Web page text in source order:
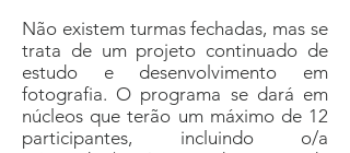
Não existem turmas fechadas, mas se
trata de um projeto continuado de
estudo e desenvolvimento em
fotografia. O programa se dará em
núcleos que terão um máximo de 12
participantes, incluindo o/a